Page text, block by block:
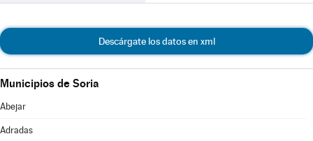
Descárgate los datos en xml
Municipios de Soria
Abejar
Adradas